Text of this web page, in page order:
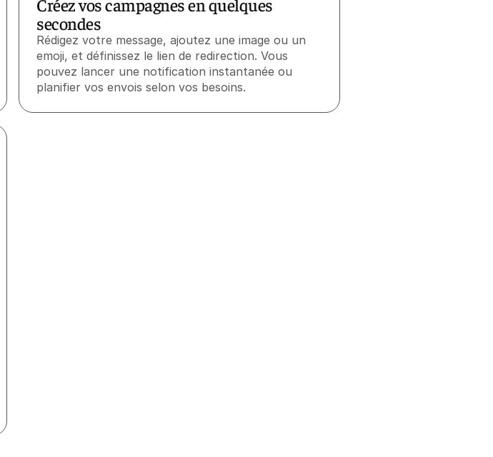
Créez vos campagnes en quelques
secondes
Rédigez votre message, ajoutez une image ou un
emoji, et définissez le lien de redirection. Vous
pouvez lancer une notification instantanée ou
planifier vos envois selon vos besoins.